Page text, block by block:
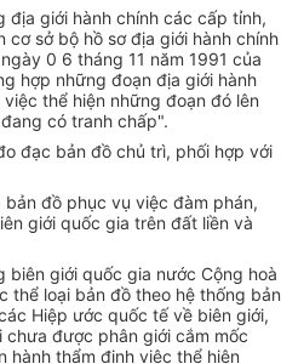
địa giới hành chính các cấp tỉnh,
cơ sở bộ hồ sơ địa giới hành chính
0 6 tháng 11 năm 1991 của
hợp những đoạn địa giới hành
thể hiện những đoạn đó lên
có tranh chấp".
đạc bản đồ chủ trì, phối hợp với
đồ phục vụ việc đàm phán,
giới quốc gia trên đất liền và
biên giới quốc gia nước Cộng hoà
thể loại bản đồ theo hệ thống bản
Hiệp ước quốc tế về biên giới,
được phân giới cắm mốc
hành thẩm định việc thể hiện